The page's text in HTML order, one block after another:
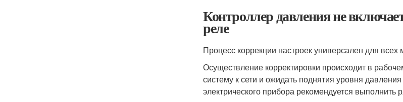
Контроллер давления не
реле
Процесс коррекции настроек универсален для
Осуществление корректировки происходит в
систему к сети и ожидать поднятия уровня
электрического прибора рекомендуется выполнить